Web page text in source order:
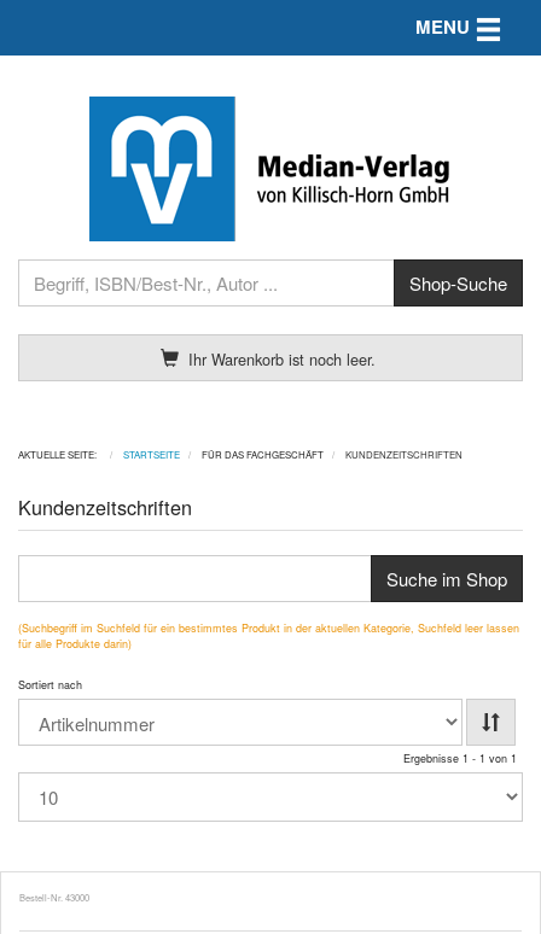
Ihr Warenkorb ist noch leer.
MENU Toggle
AKTUELLE SEITE: STARTSEITE FÜR DAS FACHGESCHÄFT KUNDENZEITSCHRIFTEN
Kundenzeitschriften
Suche im Shop
(Suchbegriff im Suchfeld für ein bestimmtes Produkt in der aktuellen Kategorie, Suchfeld leer lassen
für alle Produkte darin)
Sortiert nach
Ergebnisse 1 - 1 von 1
Bestell-Nr. 43000